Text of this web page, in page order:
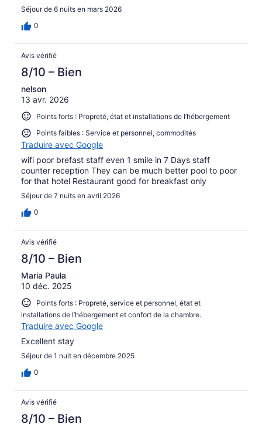
Séjour de 6 nuits en mars 2026
0
Avis vérifié
8/10 – Bien
nelson
13 avr. 2026
Points forts : Propreté, état et installations de l’hébergement
Points faibles : Service et personnel, commodités
Traduire avec Google
wifi poor brefast staff even 1 smile in 7 Days staff
counter reception They can be much better pool to poor
for that hotel Restaurant good for breakfast only
Séjour de 7 nuits en avril 2026
0
Avis vérifié
8/10 – Bien
Maria Paula
10 déc. 2025
Points forts : Propreté, service et personnel, état et
installations de l’hébergement et confort de la chambre.
Traduire avec Google
Excellent stay
Séjour de 1 nuit en décembre 2025
0
Avis vérifié
8/10 – Bien